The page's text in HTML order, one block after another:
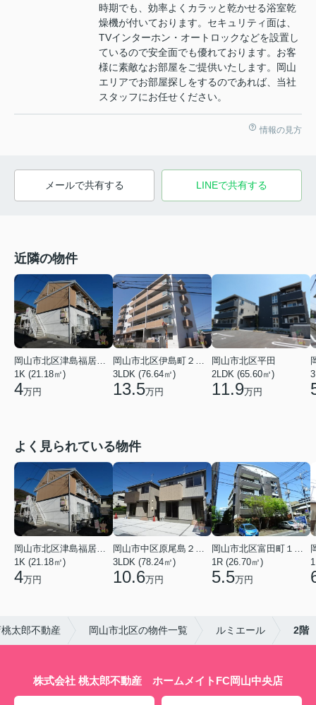
時期でも、効率よくカラッと乾かせる浴室乾
燥機が付いております。セキュリティ面は、
TVインターホン・オートロックなどを設置し
ているので安全面でも優れております。お客
様に素敵なお部屋をご提供いたします。岡山
エリアでお部屋探しをするのであれば、当社
スタッフにお任せください。
情報の見方
メールで共有する LINEで共有する
近隣の物件
岡山市北区津島福居１丁目
1K (21.18㎡)
4万円
岡山市北区伊島町２丁目
3LDK (76.64㎡)
13.5万円
岡山市北区平田
2LDK (65.60㎡)
11.9万円
よく見られている物件
岡山市北区津島福居１丁目
1K (21.18㎡)
4万円
岡山市中区原尾島２丁目
3LDK (78.24㎡)
10.6万円
岡山市北区富田町１丁目
1R (26.70㎡)
5.5万円
太郎不動産 岡山市北区の物件一覧 ルミエール 2階
株式会社 桃太郎不動産 ホームメイトFC岡山中央店